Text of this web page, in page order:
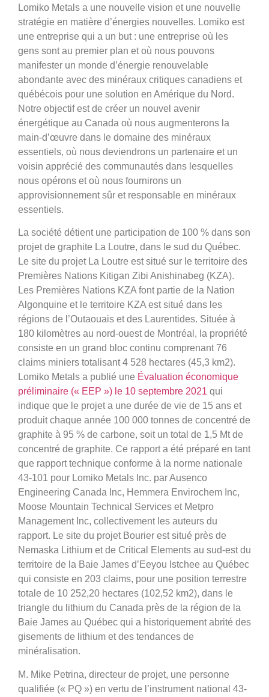
Lomiko Metals a une nouvelle vision et une nouvelle
stratégie en matière d’énergies nouvelles. Lomiko est
une entreprise qui a un but : une entreprise où les
gens sont au premier plan et où nous pouvons
manifester un monde d’énergie renouvelable
abondante avec des minéraux critiques canadiens et
québécois pour une solution en Amérique du Nord.
Notre objectif est de créer un nouvel avenir
énergétique au Canada où nous augmenterons la
main-d’œuvre dans le domaine des minéraux
essentiels, où nous deviendrons un partenaire et un
voisin apprécié des communautés dans lesquelles
nous opérons et où nous fournirons un
approvisionnement sûr et responsable en minéraux
essentiels.
La société détient une participation de 100 % dans son
projet de graphite La Loutre, dans le sud du Québec.
Le site du projet La Loutre est situé sur le territoire des
Premières Nations Kitigan Zibi Anishinabeg (KZA).
Les Premières Nations KZA font partie de la Nation
Algonquine et le territoire KZA est situé dans les
régions de l’Outaouais et des Laurentides. Située à
180 kilomètres au nord-ouest de Montréal, la propriété
consiste en un grand bloc continu comprenant 76
claims miniers totalisant 4 528 hectares (45,3 km2).
Lomiko Metals a publié une Évaluation économique
préliminaire (« EEP ») le 10 septembre 2021 qui
indique que le projet a une durée de vie de 15 ans et
produit chaque année 100 000 tonnes de concentré de
graphite à 95 % de carbone, soit un total de 1,5 Mt de
concentré de graphite. Ce rapport a été préparé en tant
que rapport technique conforme à la norme nationale
43-101 pour Lomiko Metals Inc. par Ausenco
Engineering Canada Inc, Hemmera Envirochem Inc,
Moose Mountain Technical Services et Metpro
Management Inc, collectivement les auteurs du
rapport. Le site du projet Bourier est situé près de
Nemaska Lithium et de Critical Elements au sud-est du
territoire de la Baie James d’Eeyou Istchee au Québec
qui consiste en 203 claims, pour une position terrestre
totale de 10 252,20 hectares (102,52 km2), dans le
triangle du lithium du Canada près de la région de la
Baie James au Québec qui a historiquement abrité des
gisements de lithium et des tendances de
minéralisation.
M. Mike Petrina, directeur de projet, une personne
qualifiée (« PQ ») en vertu de l’instrument national 43-